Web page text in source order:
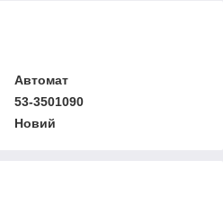
Автомат
53-3501090
Новий